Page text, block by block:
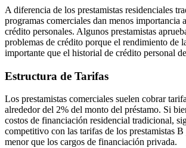
A diferencia de los prestamistas residenciales
programas comerciales dan menos importancia
crédito personales. Algunos prestamistas
problemas de crédito porque el rendimiento de
importante que el historial de crédito personal
Estructura de Tarifas
Los prestamistas comerciales suelen cobrar
alrededor del 2% del monto del préstamo. Si
costos de financiación residencial tradicional,
competitivo con las tarifas de los prestamistas
menor que los cargos de financiación privada.